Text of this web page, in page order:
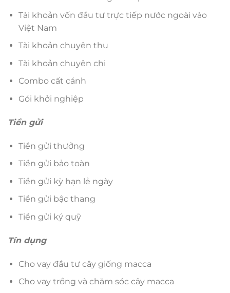
Tài khoản vốn đầu tư trực tiếp nước ngoài vào
Việt Nam
Tài khoản chuyên thu
Tài khoản chuyên chi
Combo cất cánh
Gói khởi nghiệp
Tiền gửi
Tiền gửi thưởng
Tiền gửi bảo toàn
Tiền gửi kỳ hạn lẻ ngày
Tiền gửi bậc thang
Tiền gửi ký quỹ
Tín dụng
Cho vay đầu tư cây giống macca
Cho vay trồng và chăm sóc cây macca